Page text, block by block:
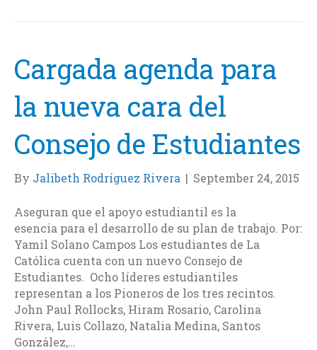
o r I
Cargada agenda para
la nueva cara del
Consejo de Estudiantes
By Jalibeth Rodríguez Rivera | September 24, 2015
Aseguran que el apoyo estudiantil es la
esencia para el desarrollo de su plan de trabajo. Por:
Yamil Solano Campos Los estudiantes de La
Católica cuenta con un nuevo Consejo de
Estudiantes. Ocho líderes estudiantiles
representan a los Pioneros de los tres recintos.
John Paul Rollocks, Hiram Rosario, Carolina
Rivera, Luis Collazo, Natalia Medina, Santos
González,…